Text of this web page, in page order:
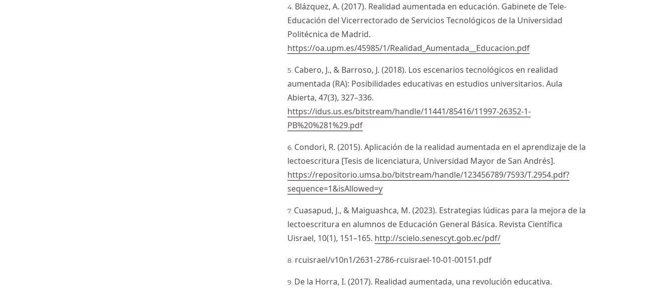
Blázquez, A. (2017). Realidad aumentada en educación. Gabinete de Tele-
Educación del Vicerrectorado de Servicios Tecnológicos de la Universidad
Politécnica de Madrid.
https://oa.upm.es/45985/1/Realidad_Aumentada__Educacion.pdf
Cabero, J., & Barroso, J. (2018). Los escenarios tecnológicos en realidad
aumentada (RA): Posibilidades educativas en estudios universitarios. Aula
Abierta, 47(3), 327–336.
https://idus.us.es/bitstream/handle/11441/85416/11997-26352-1-
PB%20%281%29.pdf
Condori, R. (2015). Aplicación de la realidad aumentada en el aprendizaje de la
lectoescritura [Tesis de licenciatura, Universidad Mayor de San Andrés].
https://repositorio.umsa.bo/bitstream/handle/123456789/7593/T.2954.pdf?
sequence=1&isAllowed=y
Cuasapud, J., & Maiguashca, M. (2023). Estrategias lúdicas para la mejora de la
lectoescritura en alumnos de Educación General Básica. Revista Científica
Uisrael, 10(1), 151–165. http://scielo.senescyt.gob.ec/pdf/
rcuisrael/v10n1/2631-2786-rcuisrael-10-01-00151.pdf
De la Horra, I. (2017). Realidad aumentada, una revolución educativa.